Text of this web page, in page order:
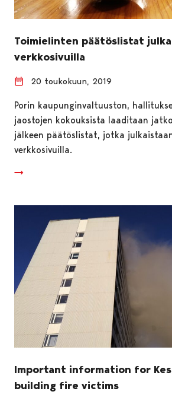
Toimielinten päätöslistat
verkkosivuilla
20 toukokuun, 2019
Porin kaupunginvaltuuston,
jaostojen kokouksista laaditaan
jälkeen päätöslistat, jotka
verkkosivuilla.
Important information for
building fire victims